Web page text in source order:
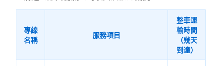
專線
名稱
服務項目
整車運
輸時間
（幾天
到達）